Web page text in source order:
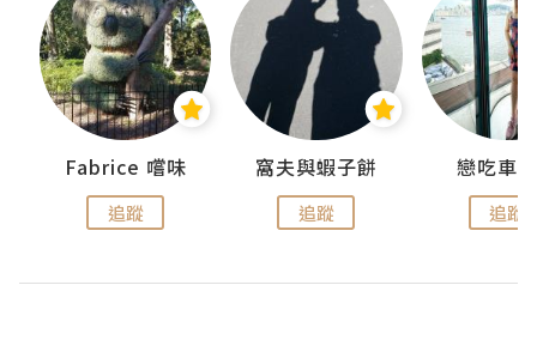
Fabrice 嚐味
追蹤
窩夫與蝦子餅
追蹤
戀吃車
追蹤